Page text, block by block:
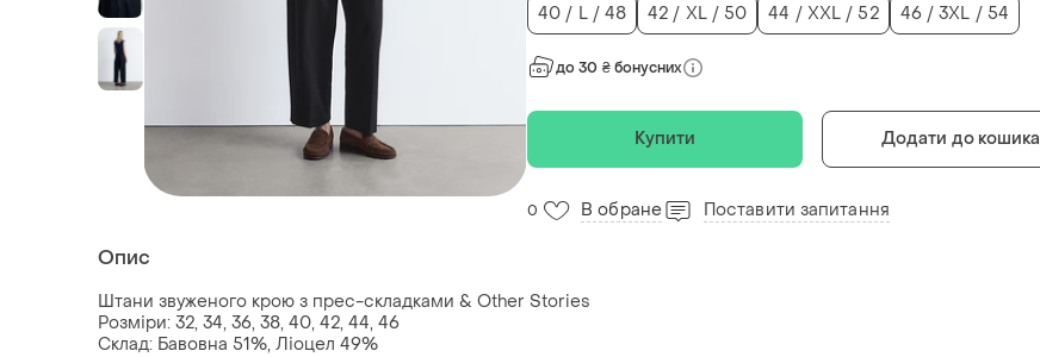
40 / L / 48
42 / XL / 50 44 / XXL / 52 46 / 3XL / 54
до 30 ₴ бонусних
Купити Додати до кошика
0 В обране Поставити запитання
Опис
Штани звуженого крою з прес-складками & Other Stories
Розміри: 32, 34, 36, 38, 40, 42, 44, 46
Склад: Бавовна 51%, Ліоцел 49%